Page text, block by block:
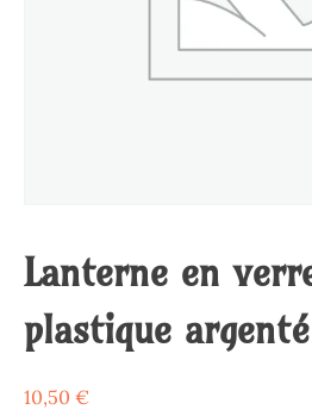
Lanterne en
plastique
10,50 €